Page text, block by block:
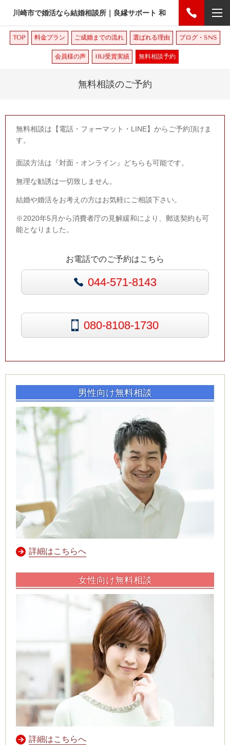
川崎市で婚活なら結婚相談所｜良縁サポート 和
TOP 料金プラン ご成婚までの流れ 選ばれる理由 ブログ・SNS
会員様の声 IBJ受賞実績 無料相談予約
無料相談のご予約
無料相談は【電話・フォーマット・LINE】からご予約頂けま
す。
面談方法は『対面・オンライン』どちらも可能です。
無理な勧誘は一切致しません。
結婚や婚活をお考えの方はお気軽にご相談下さい。
※2020年5月から消費者庁の見解緩和により、郵送契約も可
能となりました。
お電話でのご予約はこちら
044-571-8143
080-8108-1730
男性向け無料相談
詳細はこちらへ
女性向け無料相談
詳細はこちらへ